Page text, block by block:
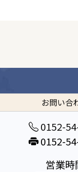
お問い合
0152-
0152-
営業時